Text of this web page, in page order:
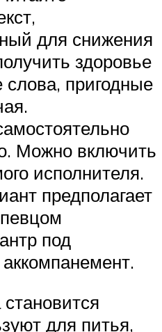
для снижения
здоровье
слова, пригодные
Можно включить
исполнителя.
предполагает
под
для питья,